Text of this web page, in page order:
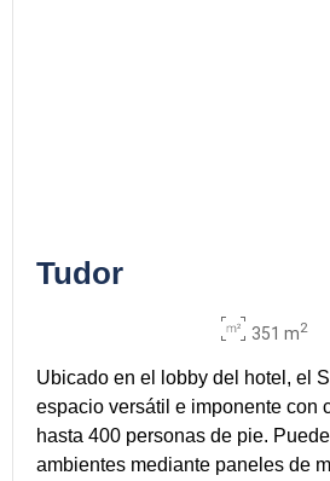
Tudor
351 m2
Ubicado en el lobby del hotel, el
espacio versátil e imponente con
hasta 400 personas de pie.
ambientes mediante paneles de